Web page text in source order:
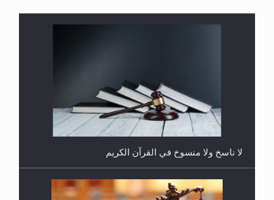
هل يُحسب حول الزكاة وفق السنة الميلادية أو الهجرية؟
لا ناسخ ولا منسوخ في القرآن الكريم